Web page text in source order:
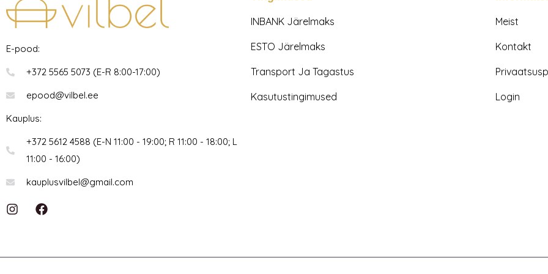
E-pood:
+372 5565 5073 (E-R 8:00-17:00)
epood@vilbel.ee
Kauplus:
+372 5612 4588 (E-N 11:00 - 19:00; R 11:00 - 18:00; L
11:00 - 16:00)
kauplusvilbel@gmail.com
I
a
F
a
b
INBANK Järelmaks
ESTO Järelmaks
Transport Ja Tagastus
Kasutustingimused
Meist
Kontakt
Login